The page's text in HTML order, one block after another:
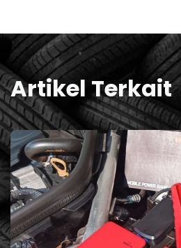
Artikel Terkait